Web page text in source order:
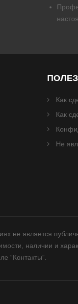
Как
Как
Не
не является
наличии и
“Контакты”.